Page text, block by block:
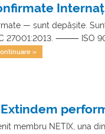
— sunt depășite.
27001:2013. ⸻ ISO
»
Extindem
membru NETIX, una